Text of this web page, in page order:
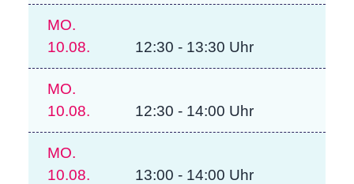
MO.
10.08.
12:30 - 13:30 Uhr
MO.
10.08.
12:30 - 14:00 Uhr
MO.
10.08.
13:00 - 14:00 Uhr